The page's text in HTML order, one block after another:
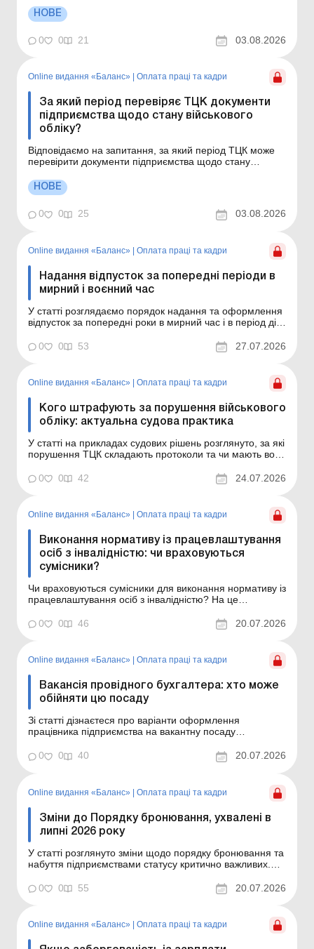
оформити лікарняний для догляду за хворою дитиною.
Чи можна працювати під час відпустки для догляду за
дитиною і не втратити свої права? Як оформити вихі...
НОВЕ
0 0 21 03.08.2026
Online видання «Баланс» Оплата праці та кадри
За який період перевіряє ТЦК документи
підприємства щодо стану військового
обліку?
Відповідаємо на запитання, за який період ТЦК може
перевірити документи підприємства щодо стану
документи з військового обліку? Як дізнатися, що
підприємство включили до плану перевірок ТЦК? Які
підприємства ТЦК перевіряє щороку, а які &nda...
НОВЕ
0 0 25 03.08.2026
Online видання «Баланс» | Оплата праці та кадри
Надання відпусток за попередні періоди в
мирний і воєнний час
У статті розглядаємо порядок надання та оформлення
відпусток за попередні роки в мирний час і в період дії
запитання: Які види невикористаних відпусток не
«згорають» і можуть бути надані в наступні роки? Чи
0 0 53 27.07.2026
Online видання «Баланс» | Оплата праці та кадри
Кого штрафують за порушення військового
обліку: актуальна судова практика
У статті на прикладах судових рішень розглянуто, за які
порушення ТЦК складають протоколи та чи мають вони
ведення військового обліку на підприємстві. Тема
статті: Кого ТЦК можуть оштрафувати за порушення
0 0 42 24.07.2026
Online видання «Баланс» Оплата праці та кадри
Виконання нормативу із працевлаштування
осіб з інвалідністю: чи враховуються
сумісники?
Чи враховуються сумісники для виконання нормативу із
працевлаштування осіб з інвалідністю? На це
2026 року Суб’єкти господарювання, які мають не
менше 8 найманих працівників, зобов’язані виконувати
0 0 46 20.07.2026
Online видання «Баланс» Оплата праці та кадри
Вакансія провідного бухгалтера: хто може
обійняти цю посаду
Зі статті дізнаєтеся про варіанти оформлення
працівника підприємства на вакантну посаду
2026 року Розглянемо таку ситуацію: на підприємстві є
вакансія провідного бухгалтера, основні обов’язки за
0 0 40 20.07.2026
Online видання «Баланс» | Оплата праці та кадри
Зміни до Порядку бронювання, ухвалені в
липні 2026 року
У статті розглянуто зміни щодо порядку бронювання та
набуття підприємствами статусу критично важливих.
розглядали зміни до Порядку бронювання, внесені
постановою КМУ від 01.07.2026 № 692, а уряд знову
0 0 55 20.07.2026
Online видання «Баланс» Оплата праці та кадри